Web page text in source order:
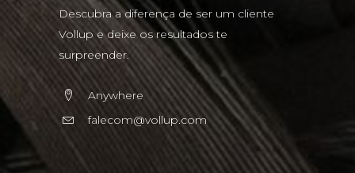
Descubra a diferença de ser um cliente
Vollup e deixe os resultados te
surpreender.
Anywhere
falecom@vollup.com